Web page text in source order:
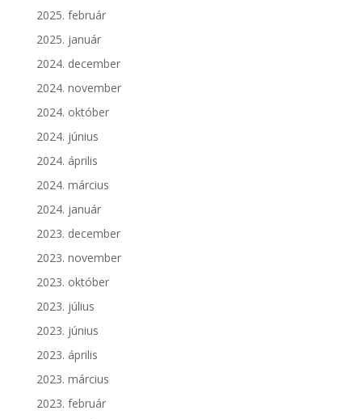
2025. február
2025. január
2024. december
2024. november
2024. október
2024. június
2024. április
2024. március
2024. január
2023. december
2023. november
2023. október
2023. július
2023. június
2023. április
2023. március
2023. február